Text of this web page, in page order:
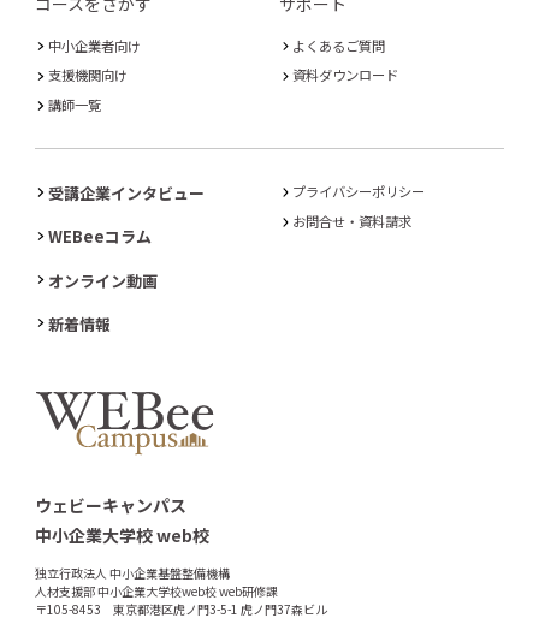
中小企業者向け
支援機関向け
講師一覧
よくあるご質問
資料ダウンロード
受講企業インタビュー
WEBeeコラム
オンライン動画
新着情報
プライバシーポリシー
お問合せ・資料請求
ウェビーキャンパス
中小企業大学校 web校
独立行政法人 中小企業基盤整備機構
人材支援部 中小企業大学校web校 web研修課
〒105-8453 東京都港区虎ノ門3-5-1 虎ノ門37森ビル